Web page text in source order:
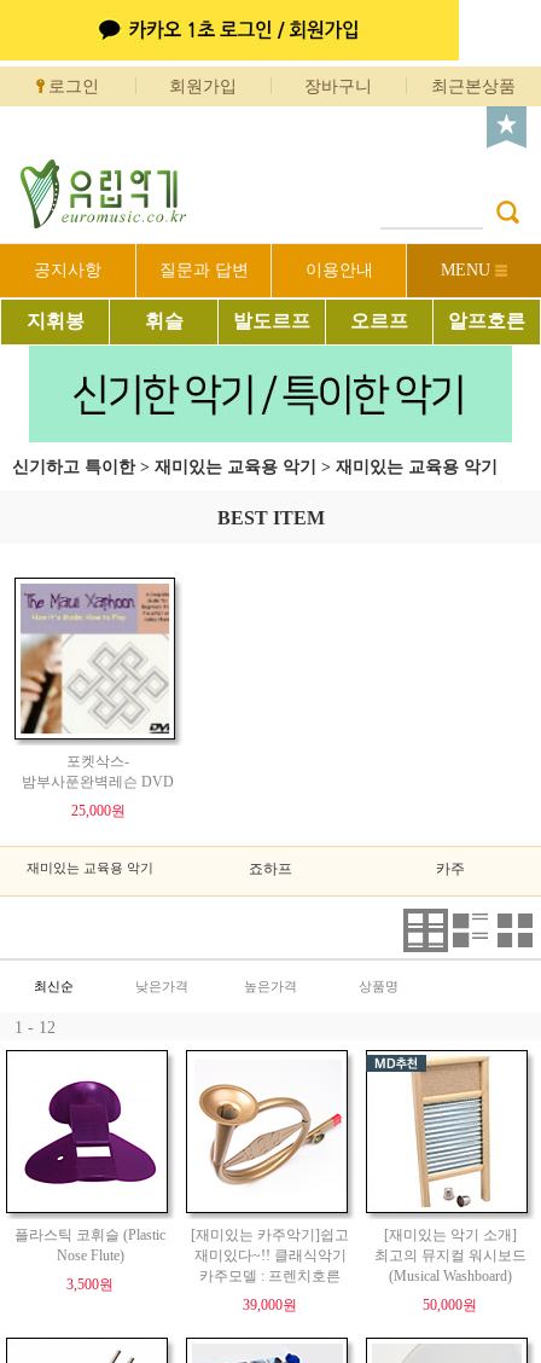
로그인 회원가입 장바구니 최근본상품
공지사항 질문과 답변 이용안내 MENU
지휘봉 휘슬 발도르프 오르프 알프호른
신기하고 특이한> 재미있는 교육용 악기 > 재미있는 교육용 악기
BEST ITEM
포켓삭스-
밤부사푼완벽레슨 DVD
25,000원
재미있는 교육용 악기 죠하프 카주
최신순 낮은가격 높은가격 상품명
1 - 12
플라스틱 코휘슬 (Plastic
Nose Flute)
3,500원
[재미있는 카주악기]쉽고
재미있다~!! 클래식악기
카주모델 : 프렌치호른
39,000원
[재미있는 악기 소개]
최고의 뮤지컬 워시보드
(Musical Washboard)
50,000원